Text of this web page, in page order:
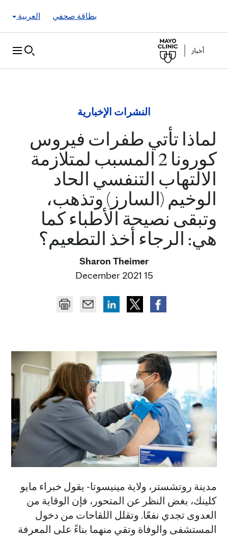
العربية
بطاقة صحفي
النشرات الإخبارية
لماذا تأتي طفرات فيروس
كورونا 2 المسبب لمتلازمة
الالتهاب التنفسي الحاد
الوخيم (السارز) وتذهب،
وتبقى نصيحة الأطباء كما
هي: الرجاء أخذ التطعيم؟
Sharon Theimer
15 December 2021
مدينة روتشستر، ولاية مينيسوتا- يقول خبراء مايو
كلينك، بغض النظر عن المتحور، فإن الوقاية من
العدوى تجدي نفعًا. وتقلل اللقاحات من دخول
المستشفى والوفاة وتقي منهما بناءً على المعرفة